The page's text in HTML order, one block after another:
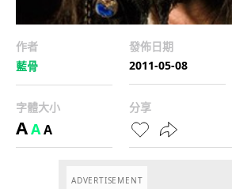
作者
藍骨
發佈日期
2011-05-08
字體大小
AAA
分享
ADVERTISEMENT